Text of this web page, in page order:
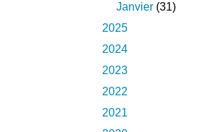
Janvier (31)
2025
2024
2023
2022
2021